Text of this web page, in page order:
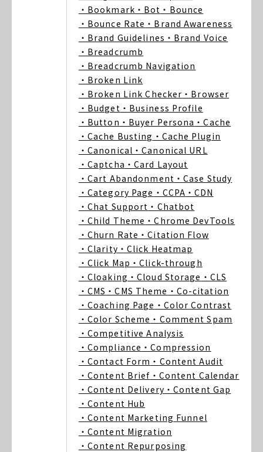
・Bookmark ・Bot ・Bounce
・Bounce Rate ・Brand Awareness
・Brand Guidelines ・Brand Voice
・Breadcrumb
・Breadcrumb Navigation
・Broken Link
・Broken Link Checker ・Browser
・Budget ・Business Profile
・Button ・Buyer Persona ・Cache
・Cache Busting ・Cache Plugin
・Canonical ・Canonical URL
・Captcha ・Card Layout
・Cart Abandonment ・Case Study
・Category Page ・CCPA ・CDN
・Chat Support ・Chatbot
・Child Theme ・Chrome DevTools
・Churn Rate ・Citation Flow
・Clarity ・Click Heatmap
・Click Map ・Click-through
・Cloaking ・Cloud Storage ・CLS
・CMS ・CMS Theme ・Co-citation
・Coaching Page ・Color Contrast
・Color Scheme ・Comment Spam
・Competitive Analysis
・Compliance ・Compression
・Contact Form ・Content Audit
・Content Brief ・Content Calendar
・Content Delivery ・Content Gap
・Content Hub
・Content Marketing Funnel
・Content Migration
・Content Repurposing